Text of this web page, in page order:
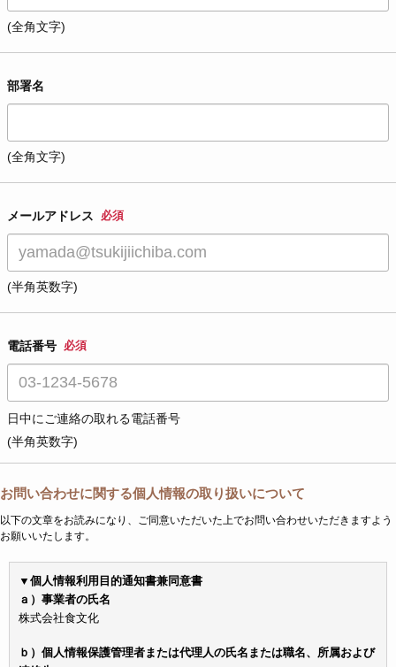
(全角文字)
部署名
(全角文字)
メールアドレス 必須
(半角英数字)
電話番号 必須
日中にご連絡の取れる電話番号
(半角英数字)
お問い合わせに関する個人情報の取り扱いについて
以下の文章をお読みになり、ご同意いただいた上でお問い合わせいただきますよう
お願いいたします。
▼個人情報利用目的通知書兼同意書
ａ）事業者の氏名
株式会社食文化
ｂ）個人情報保護管理者または代理人の氏名または職名、所属および